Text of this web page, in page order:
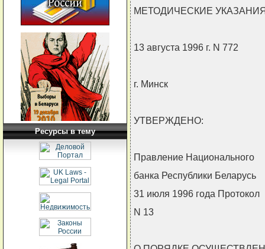
Ресурсы в тему
МЕТОДИЧЕСКИЕ
13 августа 1996 г. N 772
г. Минск
УТВЕРЖДЕНО:
Правление Национального
банка Республики Беларусь
31 июля 1996 года Протокол
N 13